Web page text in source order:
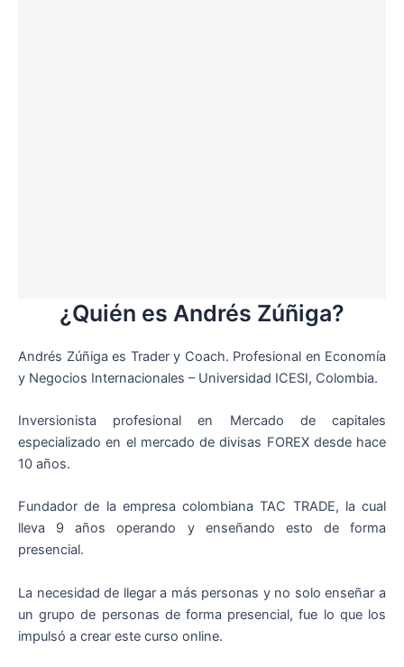
¿Quién es Andrés Zúñiga?
Andrés Zúñiga es Trader y Coach. Profesional en Economía
y Negocios Internacionales – Universidad ICESI, Colombia.
Inversionista profesional en Mercado de capitales
especializado en el mercado de divisas FOREX desde hace
10 años.
Fundador de la empresa colombiana TAC TRADE, la cual
lleva 9 años operando y enseñando esto de forma
presencial.
La necesidad de llegar a más personas y no solo enseñar a
un grupo de personas de forma presencial, fue lo que los
impulsó a crear este curso online.